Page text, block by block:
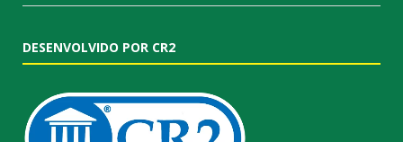
DESENVOLVIDO POR CR2